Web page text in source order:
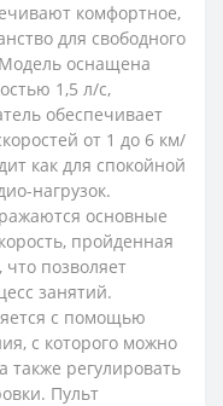
комфортное,
для свободного
оснащена
1,5 л/с,
обеспечивает
от 1 до 6 км/
как для спокойной
нагрузок.
основные
пройденная
позволяет
занятий.
с помощью
с которого можно
регулировать
Пульт